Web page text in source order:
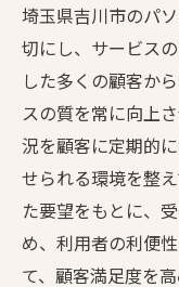
埼玉県吉川市のパ
切にし、サービス
した多くの顧客か
スの質を常に向上
況を顧客に定期的
せられる環境を整
た要望をもとに、
め、利用者の利便
て、顧客満足度を